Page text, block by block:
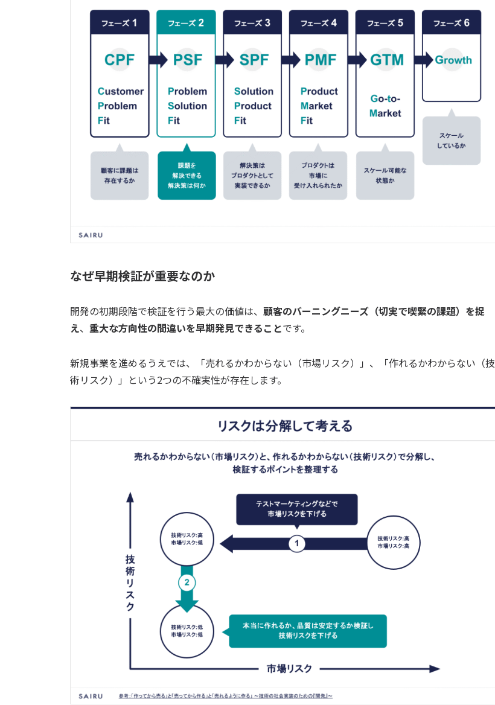
なぜ早期検証が重要なのか
開発の初期段階で検証を行う最大の価値は、 顧客のバーニングニーズ（切実で喫緊の課題）を捉
え、 重大な方向性の間違いを早期発見できることです。
新規事業を進めるうえでは、「売れるかわからない（市場リスク）」、「作れるかわからない（技
術リスク）」という2つの不確実性が存在します。